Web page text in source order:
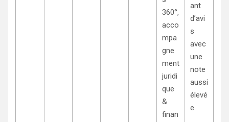
360°,
acco
mpa
gne
ment
juridi
que
&
finan
ant
d’avi
s
avec
une
note
aussi
élevé
e.